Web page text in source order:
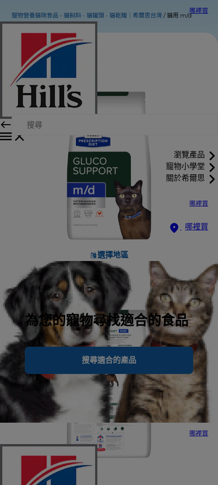
哪裡買
瀏覽產品
寵物小學堂
關於希爾思
哪裡買
哪裡買
選擇地區
為您的寵物尋找適合的食品
搜尋適合的產品
哪裡買
寵物營養貓咪食品 - 貓飼料 - 貓罐頭 - 貓乾糧｜希爾思台灣 貓用 m/d